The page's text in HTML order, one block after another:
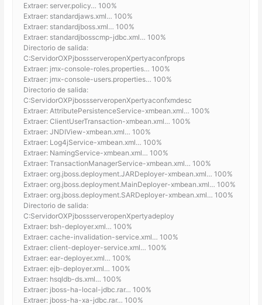
Extraer: server.policy… 100%
Extraer: standardjaws.xml… 100%
Extraer: standardjboss.xml… 100%
Extraer: standardjbosscmp-jdbc.xml… 100%
Directorio de salida:
C:ServidorOXPjbossserveropenXpertyaconfprops
Extraer: jmx-console-roles.properties… 100%
Extraer: jmx-console-users.properties… 100%
Directorio de salida:
C:ServidorOXPjbossserveropenXpertyaconfxmdesc
Extraer: AttributePersistenceService-xmbean.xml… 100%
Extraer: ClientUserTransaction-xmbean.xml… 100%
Extraer: JNDIView-xmbean.xml… 100%
Extraer: Log4jService-xmbean.xml… 100%
Extraer: NamingService-xmbean.xml… 100%
Extraer: TransactionManagerService-xmbean.xml… 100%
Extraer: org.jboss.deployment.JARDeployer-xmbean.xml… 100%
Extraer: org.jboss.deployment.MainDeployer-xmbean.xml… 100%
Extraer: org.jboss.deployment.SARDeployer-xmbean.xml… 100%
Directorio de salida:
C:ServidorOXPjbossserveropenXpertyadeploy
Extraer: bsh-deployer.xml… 100%
Extraer: cache-invalidation-service.xml… 100%
Extraer: client-deployer-service.xml… 100%
Extraer: ear-deployer.xml… 100%
Extraer: ejb-deployer.xml… 100%
Extraer: hsqldb-ds.xml… 100%
Extraer: jboss-ha-local-jdbc.rar… 100%
Extraer: jboss-ha-xa-jdbc.rar… 100%